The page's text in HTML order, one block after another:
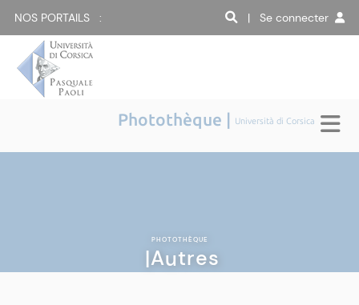
NOS PORTAILS : | Se connecter
Photothèque | Università di Corsica
PHOTOTHÈQUE
|Autres